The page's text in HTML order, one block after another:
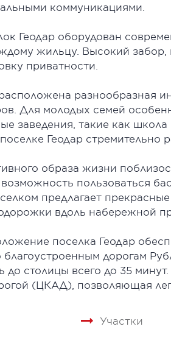
коммуникациями.
Геодар оборудован
жильцу. Высокий
приватности.
разнообразная
Для молодых семей
заведения, такие как
Геодар стремительно
образа жизни
пользоваться
предлагает
вдоль набережной
поселка Геодар
дорогам
столицы всего до 35
(ЦКАД), позволяющая
Участки